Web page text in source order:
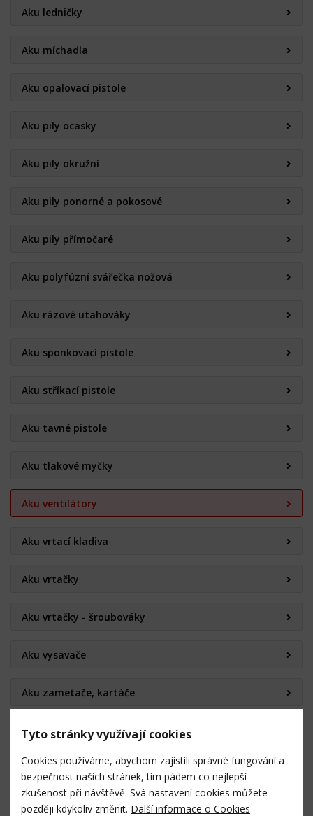
Aku ledničky
Aku míchadla
Aku opalovací pistole
Aku pily ocasky
Aku pily okružní
Aku pily ponorné a pokosové
Aku pily přímočaré
Aku polyfúzní svářečka nožová
Aku rázové utahováky
Aku sponkovací pistole
Aku stříkací pistole
Aku tavné pistole
Aku tlakové myčky
Aku ventilátory
Aku vrtací kladiva
Aku vrtačky
Aku vrtačky - šroubováky
Aku vysavače
Aku zametače, kartáče
Baterie / Nabíječky pro AKU nářadí EMTOP
Baterie / Nabíječky pro AKU nářadí FERM
Baterie / Nabíječky pro AKU nářadí WORX
Tyto stránky využívají cookies
Cookies používáme, abychom zajistili správné fungování a
bezpečnost našich stránek, tím pádem co nejlepší
zkušenost při návštěvě. Svá nastavení cookies můžete
později kdykoliv změnit. Další informace o Cookies